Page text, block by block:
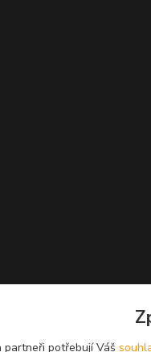
partneři potřebují Váš